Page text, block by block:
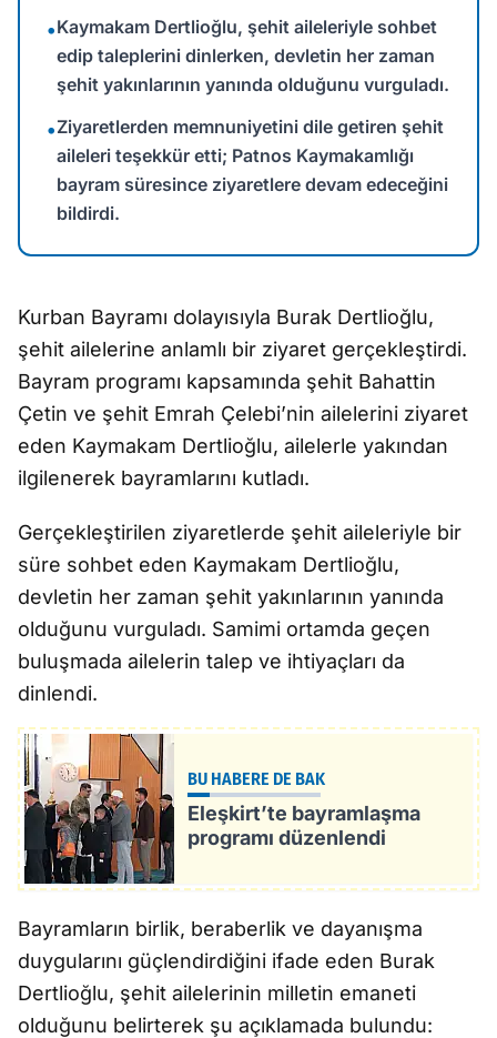
•Kaymakam Dertlioğlu, şehit aileleriyle sohbet
edip taleplerini dinlerken, devletin her zaman
şehit yakınlarının yanında olduğunu vurguladı.
•Ziyaretlerden memnuniyetini dile getiren şehit
aileleri teşekkür etti; Patnos Kaymakamlığı
bayram süresince ziyaretlere devam edeceğini
bildirdi.
Kurban Bayramı dolayısıyla Burak Dertlioğlu,
şehit ailelerine anlamlı bir ziyaret gerçekleştirdi.
Bayram programı kapsamında şehit Bahattin
Çetin ve şehit Emrah Çelebi’nin ailelerini ziyaret
eden Kaymakam Dertlioğlu, ailelerle yakından
ilgilenerek bayramlarını kutladı.
Gerçekleştirilen ziyaretlerde şehit aileleriyle bir
süre sohbet eden Kaymakam Dertlioğlu,
devletin her zaman şehit yakınlarının yanında
olduğunu vurguladı. Samimi ortamda geçen
buluşmada ailelerin talep ve ihtiyaçları da
dinlendi.
BU HABERE DE BAK
Eleşkirt’te bayramlaşma
programı düzenlendi
Bayramların birlik, beraberlik ve dayanışma
duygularını güçlendirdiğini ifade eden Burak
Dertlioğlu, şehit ailelerinin milletin emaneti
olduğunu belirterek şu açıklamada bulundu: